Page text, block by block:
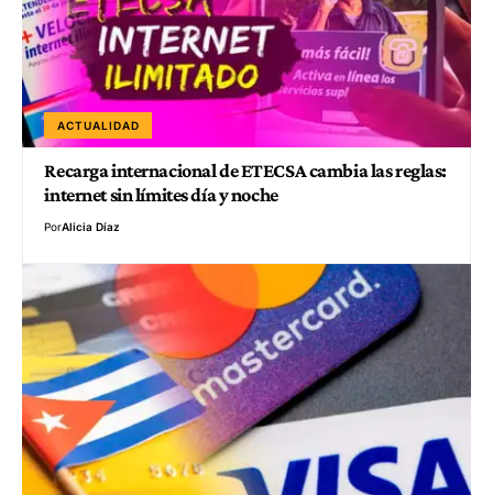
ACTUALIDAD
Recarga internacional de ETECSA cambia las reglas:
internet sin límites día y noche
PorAlicia Díaz